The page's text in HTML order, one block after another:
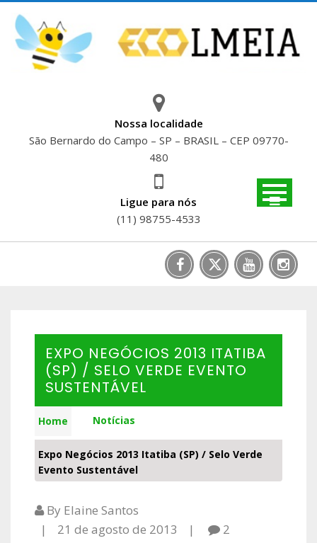
content
Nossa localidade
São Bernardo do Campo – SP – BRASIL – CEP 09770-
480
Ligue para nós
(11) 98755-4533
EXPO NEGÓCIOS 2013 ITATIBA
(SP) / SELO VERDE EVENTO
SUSTENTÁVEL
Home Notícias
Expo Negócios 2013 Itatiba (SP) / Selo Verde
Evento Sustentável
By Elaine Santos
21 de agosto de 2013
2